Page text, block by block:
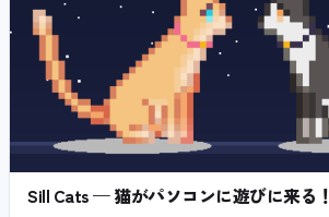
Sill Cats — 猫がパソコンに遊びに来る！